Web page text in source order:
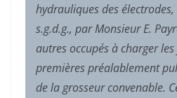
hydrauliques des
s.g.d.g., par Monsieur E.
autres occupés à charger
premières préalablement
de la grosseur convenable.